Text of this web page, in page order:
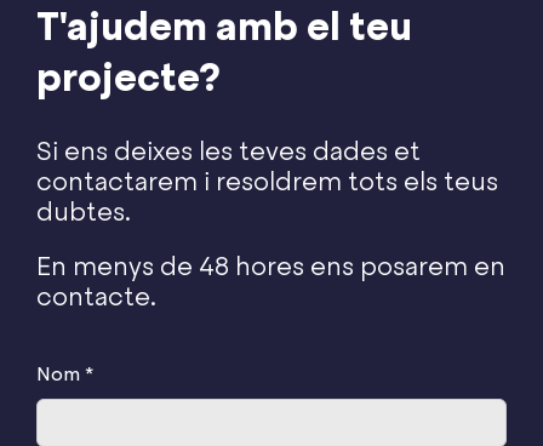
T'ajudem amb el teu
projecte?
Si ens deixes les teves dades et
contactarem i resoldrem tots els teus
dubtes.
En menys de 48 hores ens posarem en
contacte.
Nom *